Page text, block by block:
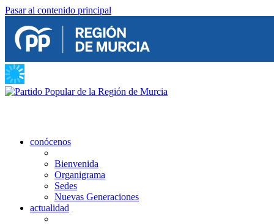
Pasar al contenido principal
conócenos
Bienvenida
Organigrama
Sedes
Nuevas Generaciones
actualidad